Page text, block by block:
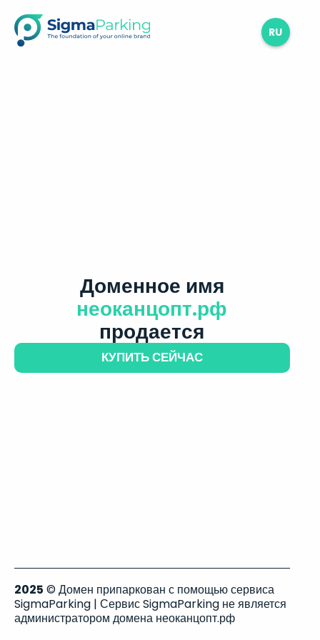
RU
Доменное имя
неоканцопт.рф
продается
КУПИТЬ СЕЙЧАС
2025 © Домен припаркован с помощью сервиса
SigmaParking | Сервис SigmaParking не является
администратором домена неоканцопт.рф